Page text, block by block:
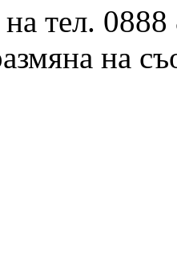
на тел.
на